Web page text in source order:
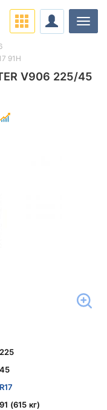
V906 225/45
225
45
R17
91 (615 кг)
91H